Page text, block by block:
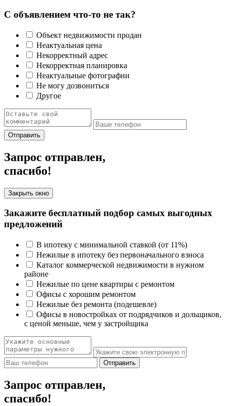
С объявлением что-то не так?
Объект недвижимости продан
Неактуальная цена
Некорректный адрес
Некорректная планировка
Неактуальные фотографии
Не могу дозвониться
Другое
Отправить
Запрос отправлен,
спасибо!
Закрыть окно
Закажите бесплатный подбор самых выгодных
предложений
В ипотеку с минимальной ставкой (от 11%)
Нежилые в ипотеку без первоначального взноса
Каталог коммерческой недвижимости в нужном
районе
Нежилые по цене квартиры с ремонтом
Офисы с хорошим ремонтом
Нежилые без ремонта (подешевле)
Офисы в новостройках от подрядчиков и дольщиков,
с ценой меньше, чем у застройщика
Отправить
Запрос отправлен,
спасибо!